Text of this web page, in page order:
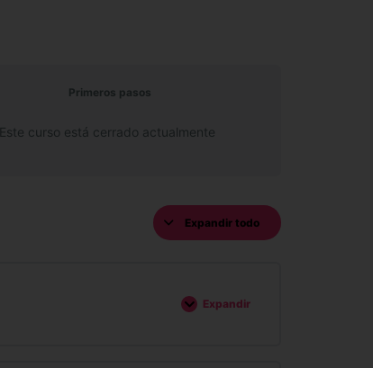
Primeros pasos
Este curso está cerrado actualmente
Expandir todo
Expandir